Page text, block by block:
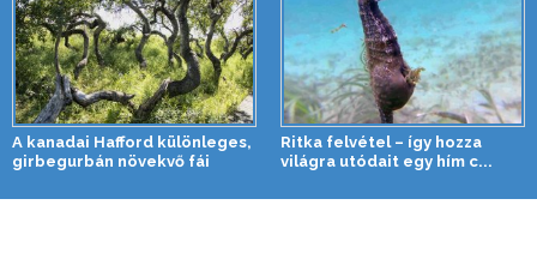
A kanadai Hafford különleges,
girbegurbán növekvő fái
Ritka felvétel – így hozza
világra utódait egy hím c...